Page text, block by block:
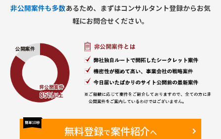
非公開案件も多数あるため、まずはコンサルタント登録からお気
軽にお問合せください。
無料登録で案件紹介へ